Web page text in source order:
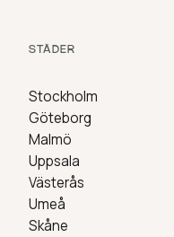
STÄDER
Stockholm
Göteborg
Malmö
Uppsala
Västerås
Umeå
Skåne